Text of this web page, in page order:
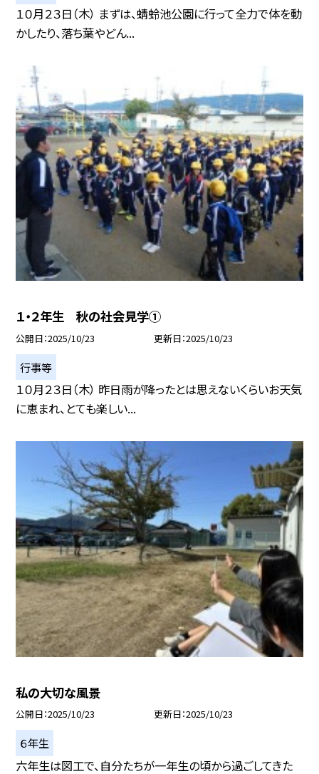
１０月２３日（木） まずは、蜻蛉池公園に行って全力で体を動
かしたり、落ち葉やどん...
１・２年生 秋の社会見学①
公開日 2025/10/23 更新日 2025/10/23
行事等
１０月２３日（木） 昨日雨が降ったとは思えないくらいお天気
に恵まれ、とても楽しい...
私の大切な風景
公開日 2025/10/23 更新日 2025/10/23
６年生
六年生は図工で、自分たちが一年生の頃から過ごしてきた